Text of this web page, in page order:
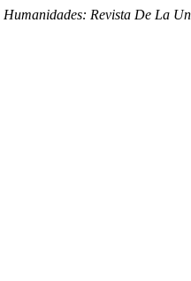
Humanidades: Revista De La